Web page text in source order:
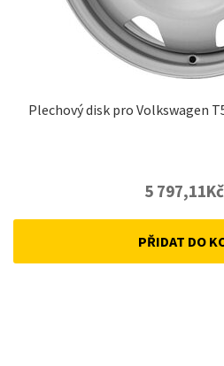
Plechový disk pro Volkswagen
5 797,11Kč
PŘIDAT DO